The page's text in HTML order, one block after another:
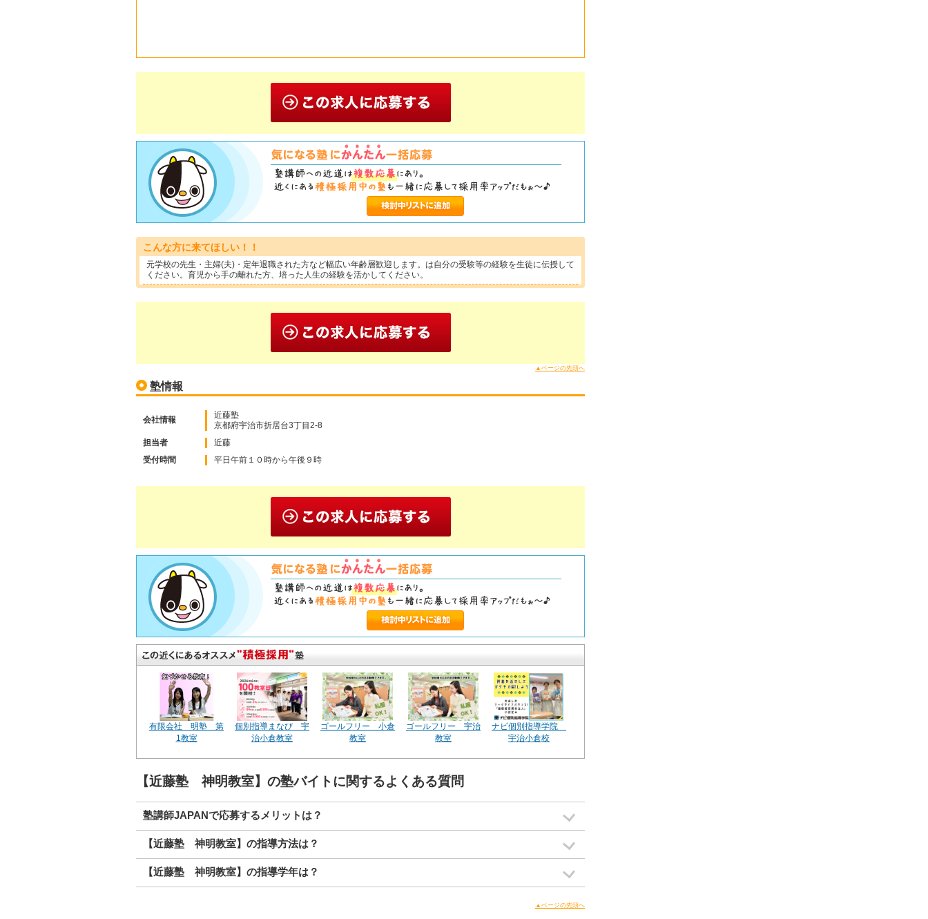
こんな方に来てほしい！！
元学校の先生・主婦(夫)・定年退職された方など幅広い年齢層歓迎します。は自分の受験等の経験を生徒に伝授して
ください。育児から手の離れた方、培った人生の経験を活かしてください。
▲ページの先頭へ
塾情報
会社情報
近藤塾
京都府宇治市折居台3丁目2-8
担当者 近藤
受付時間 平日午前１０時から午後９時
有限会社 明塾 第
1教室
個別指導まなび 宇
治小倉教室
ゴールフリー 小倉
教室
ゴールフリー 宇治
教室
ナビ個別指導学院
宇治小倉校
【近藤塾 神明教室】の塾バイトに関するよくある質問
塾講師JAPANで応募するメリットは？
【近藤塾 神明教室】の指導方法は？
【近藤塾 神明教室】の指導学年は？
▲ページの先頭へ